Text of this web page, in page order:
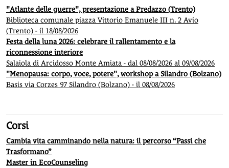
"Atlante delle guerre", presentazione a Predazzo (Trento)
Biblioteca comunale piazza Vittorio Emanuele III n. 2 Avio
(Trento) - il 18/08/2026
Festa della luna 2026: celebrare il rallentamento e la
riconnessione interiore
Salaiola di Arcidosso Monte Amiata - dal 08/08/2026 al 09/08/2026
"Menopausa: corpo, voce, potere", workshop a Silandro (Bolzano)
Basis via Corzes 97 Silandro (Bolzano) - il 08/08/2026
Corsi
Cambia vita camminando nella natura: il percorso “Passi che
Trasformano”
Master in EcoCounseling